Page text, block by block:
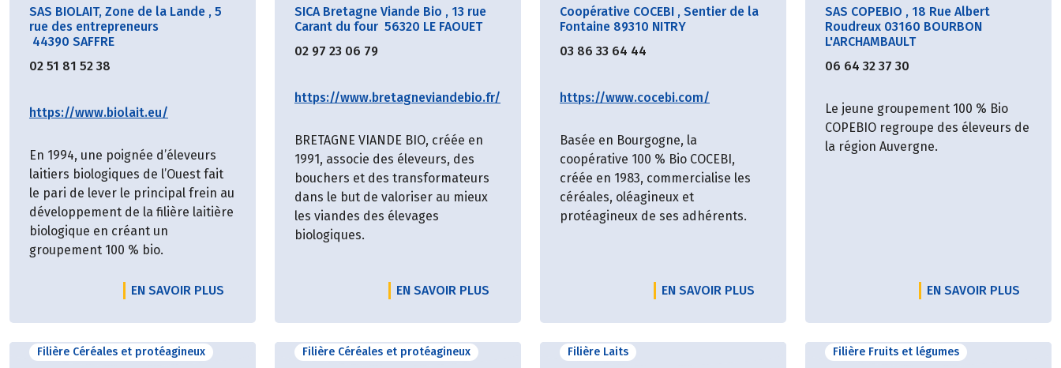
SAS BIOLAIT, Zone de la Lande , 5
rue des entrepreneurs
44390 SAFFRE
02 51 81 52 38
https://www.biolait.eu/
En 1994, une poignée d’éleveurs
laitiers biologiques de l’Ouest fait
le pari de lever le principal frein au
développement de la filière laitière
biologique en créant un
groupement 100 % bio.
EN SAVOIR PLUS
SICA Bretagne Viande Bio , 13 rue
Carant du four 56320 LE FAOUET
02 97 23 06 79
https://www.bretagneviandebio.fr/
BRETAGNE VIANDE BIO, créée en
1991, associe des éleveurs, des
bouchers et des transformateurs
dans le but de valoriser au mieux
les viandes des élevages
biologiques.
EN SAVOIR PLUS
Coopérative COCEBI , Sentier de la
Fontaine 89310 NITRY
03 86 33 64 44
https://www.cocebi.com/
Basée en Bourgogne, la
coopérative 100 % Bio COCEBI,
créée en 1983, commercialise les
céréales, oléagineux et
protéagineux de ses adhérents.
EN SAVOIR PLUS
SAS COPEBIO , 18 Rue Albert
Roudreux 03160 BOURBON
L'ARCHAMBAULT
06 64 32 37 30
Le jeune groupement 100 % Bio
COPEBIO regroupe des éleveurs de
la région Auvergne.
EN SAVOIR PLUS
Filière Céréales et protéagineux Filière Céréales et protéagineux Filière Laits Filière Fruits et légumes